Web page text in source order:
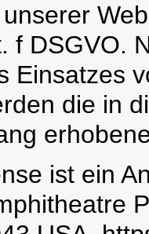
f DSGVO.
Einsatzes
die in
ist ein